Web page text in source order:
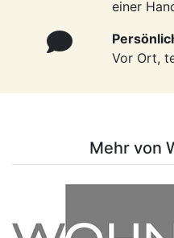
einer
Vor Ort,
Mehr von